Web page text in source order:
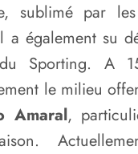
sublimé par
a également su
Sporting. A
le milieu
Amaral,